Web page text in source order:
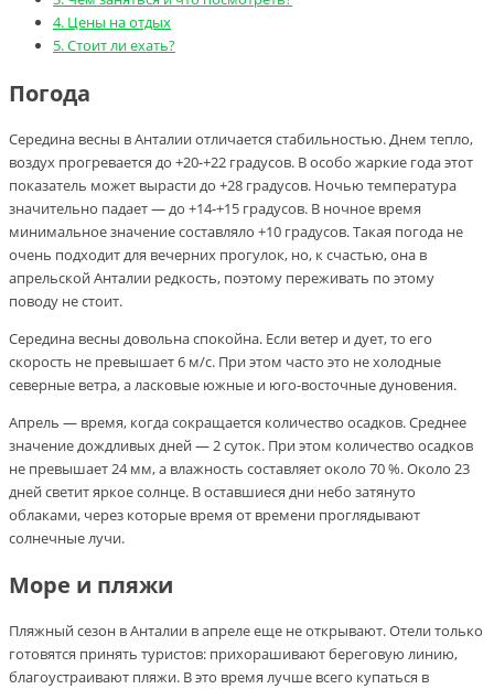
4. Цены на отдых
5.Стоит ли ехать?
Погода
Середина весны в Анталии отличается стабильностью. Днем тепло,
воздух прогревается до +20-+22 градусов. В особо жаркие года этот
показатель может вырасти до +28 градусов. Ночью температура
значительно падает — до +14-+15 градусов. В ночное время
минимальное значение составляло +10 градусов. Такая погода не
очень подходит для вечерних прогулок, но, к счастью, она в
апрельской Анталии редкость, поэтому переживать по этому
поводу не стоит.
Середина весны довольна спокойна. Если ветер и дует, то его
скорость не превышает 6 м/с. При этом часто это не холодные
северные ветра, а ласковые южные и юго-восточные дуновения.
Апрель — время, когда сокращается количество осадков. Среднее
значение дождливых дней — 2 суток. При этом количество осадков
не превышает 24 мм, а влажность составляет около 70 %. Около 23
дней светит яркое солнце. В оставшиеся дни небо затянуто
облаками, через которые время от времени проглядывают
солнечные лучи.
Море и пляжи
Пляжный сезон в Анталии в апреле еще не открывают. Отели только
готовятся принять туристов: прихорашивают береговую линию,
благоустраивают пляжи. В это время лучше всего купаться в